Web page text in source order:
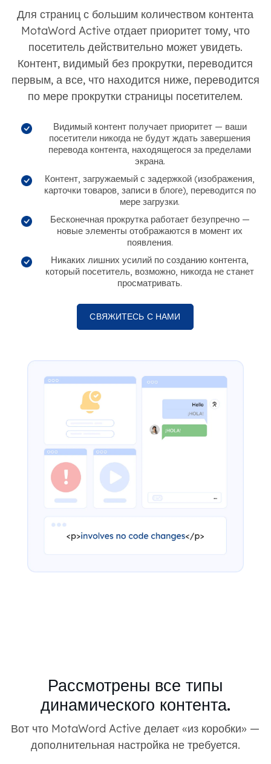
Для страниц с большим количеством контента
MotaWord Active отдает приоритет тому, что
посетитель действительно может увидеть.
Контент, видимый без прокрутки, переводится
первым, а все, что находится ниже, переводится
по мере прокрутки страницы посетителем.
Видимый контент получает приоритет — ваши
посетители никогда не будут ждать завершения
перевода контента, находящегося за пределами
экрана.
Контент, загружаемый с задержкой (изображения,
карточки товаров, записи в блоге), переводится по
мере загрузки.
Бесконечная прокрутка работает безупречно —
новые элементы отображаются в момент их
появления.
Никаких лишних усилий по созданию контента,
который посетитель, возможно, никогда не станет
просматривать.
СВЯЖИТЕСЬ С НАМИ
Рассмотрены все типы
динамического контента.
Вот что MotaWord Active делает «из коробки» —
дополнительная настройка не требуется.